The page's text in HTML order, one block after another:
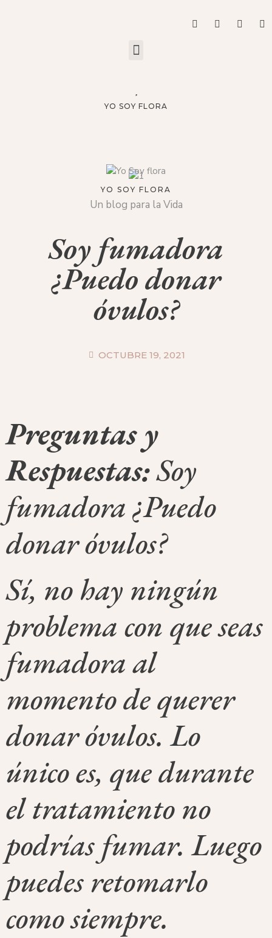
YO SOY FLORA
YO SOY FLORA
Un blog para la Vida
Soy fumadora
¿Puedo donar
óvulos?
OCTUBRE 19, 2021
Preguntas y
Respuestas:Soy
fumadora ¿Puedo
donar óvulos?
Sí, no hay ningún
problema con que seas
fumadora al
momento de querer
donar óvulos. Lo
único es, que durante
el tratamiento no
podrías fumar. Luego
puedes retomarlo
como siempre.